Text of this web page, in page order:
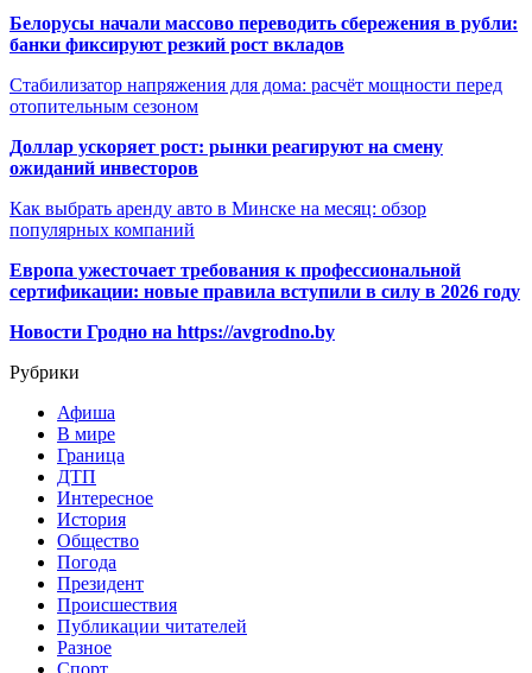
Белорусы начали массово переводить сбережения в рубли:
банки фиксируют резкий рост вкладов
Стабилизатор напряжения для дома: расчёт мощности перед
отопительным сезоном
Доллар ускоряет рост: рынки реагируют на смену
ожиданий инвесторов
Как выбрать аренду авто в Минске на месяц: обзор
популярных компаний
Европа ужесточает требования к профессиональной
сертификации: новые правила вступили в силу в 2026 году
Новости Гродно на https://avgrodno.by
Рубрики
Афиша
В мире
Граница
ДТП
Интересное
История
Общество
Погода
Президент
Происшествия
Публикации читателей
Разное
Спорт